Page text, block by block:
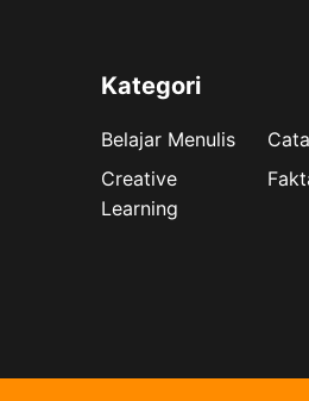
Kategori
Belajar Menulis
Creative
Learning